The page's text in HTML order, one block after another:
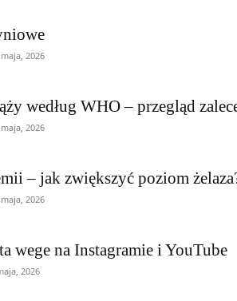
2026
według WHO – przegląd
2026
– jak zwiększyć poziom
2026
wege na Instagramie i YouTube
2026